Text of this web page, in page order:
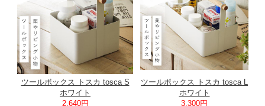
ツールボックス トスカ tosca S
ホワイト
2,640円
ツールボックス トスカ tosca L
ホワイト
3,300円